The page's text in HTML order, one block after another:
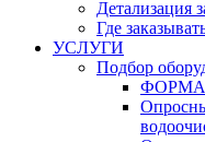
Детализация
Где
УСЛУГИ
Подбор
ФОРМА